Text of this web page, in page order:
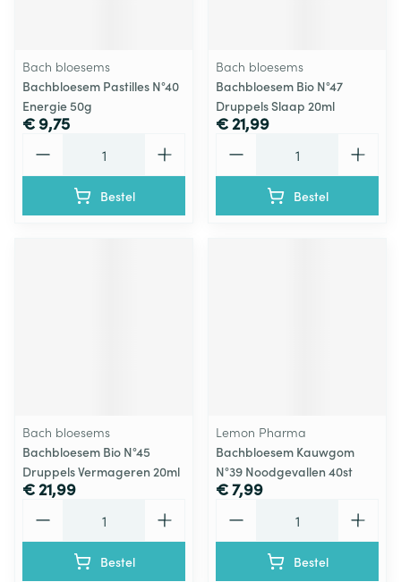
Bach bloesems
Bachbloesem Pastilles N°40
Energie 50g
€ 9,75
Bestel
Bach bloesems
Bachbloesem Bio N°47
Druppels Slaap 20ml
€ 21,99
Bestel
Bach bloesems
Bachbloesem Bio N°45
Druppels Vermageren 20ml
€ 21,99
Bestel
Lemon Pharma
Bachbloesem Kauwgom
N°39 Noodgevallen 40st
€ 7,99
Bestel